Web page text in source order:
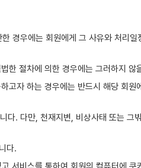
경우에는 회원에게 그 사유와 처리
한 절차에 의한 경우에는 그러하지 않
자 하는 경우에는 반드시 해당 회원
. 다만, 천재지변, 비상사태 또는 그
다.